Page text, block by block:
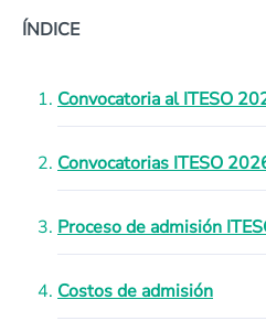
ÍNDICE
Convocatoria al ITESO
Convocatorias ITESO
Proceso de admisión
Costos de admisión